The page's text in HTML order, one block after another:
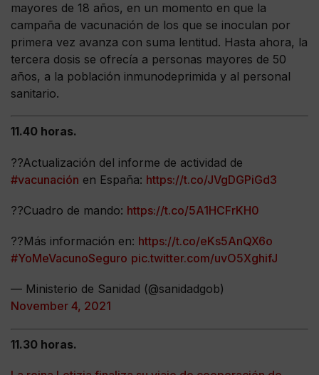
mayores de 18 años, en un momento en que la
campaña de vacunación de los que se inoculan por
primera vez avanza con suma lentitud. Hasta ahora, la
tercera dosis se ofrecía a personas mayores de 50
años, a la población inmunodeprimida y al personal
sanitario.
11.40 horas.
??Actualización del informe de actividad de
#vacunación en España: https://t.co/JVgDGPiGd3
??Cuadro de mando: https://t.co/5A1HCFrKH0
??Más información en: https://t.co/eKs5AnQX6o
#YoMeVacunoSeguro pic.twitter.com/uvO5XghifJ
— Ministerio de Sanidad (@sanidadgob)
November 4, 2021
11.30 horas.